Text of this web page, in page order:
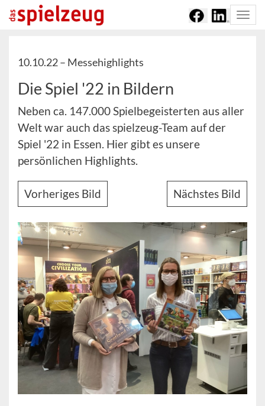
10.10.22 – Messehighlights
Die Spiel '22 in Bildern
Neben ca. 147.000 Spielbegeisterten aus aller
Welt war auch das spielzeug-Team auf der
Spiel '22 in Essen. Hier gibt es unsere
persönlichen Highlights.
Vorheriges Bild Nächstes Bild